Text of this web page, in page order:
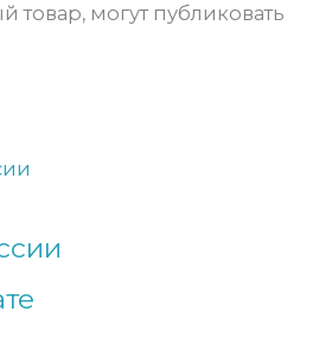
товар, могут публиковать